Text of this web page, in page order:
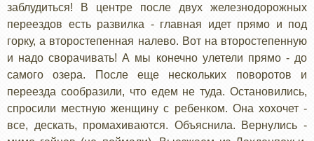
заблудиться! В центре после двух железнодорожных
переездов есть развилка - главная идет прямо и под
горку, а второстепенная налево. Вот на второстепенную
и надо сворачивать! А мы конечно улетели прямо - до
самого озера. После еще нескольких поворотов и
переезда сообразили, что едем не туда. Остановились,
спросили местную женщину с ребенком. Она хохочет -
все, дескать, промахиваются. Объяснила. Вернулись -